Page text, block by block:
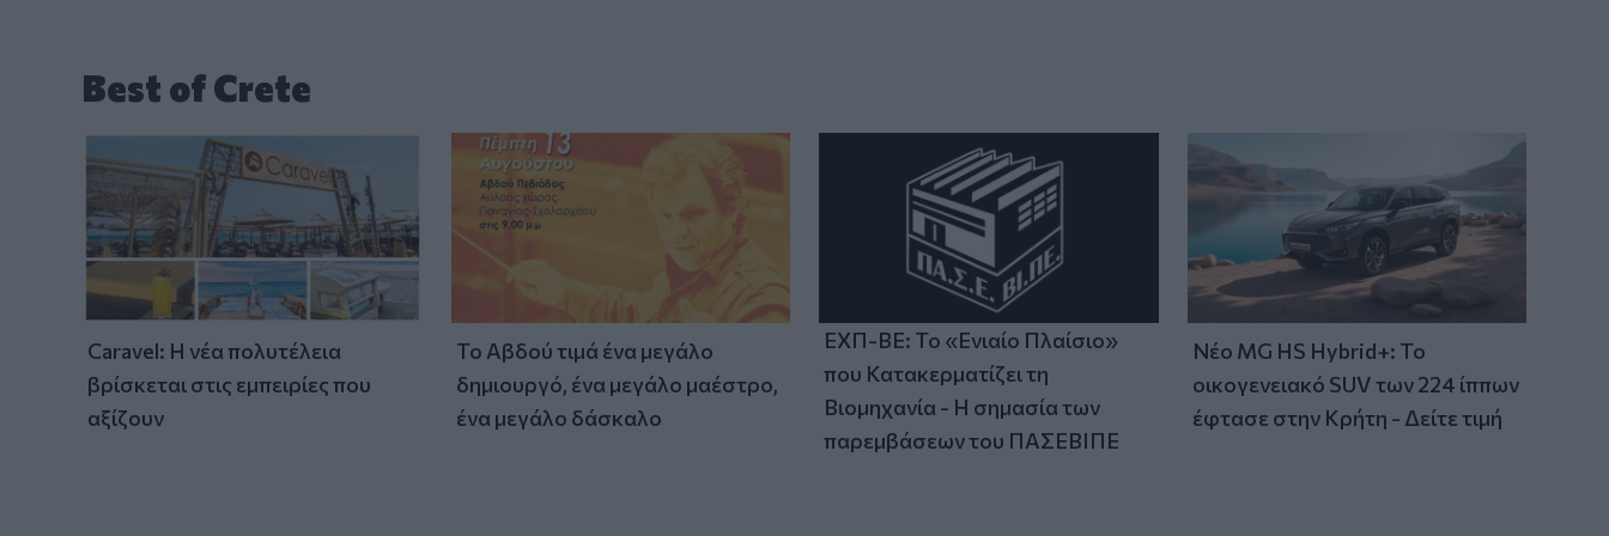
Best of Crete
Caravel: Η νέα πολυτέλεια
βρίσκεται στις εμπειρίες που
αξίζουν
Το Αβδού τιμά ένα μεγάλο
δημιουργό, ένα μεγάλο μαέστρο,
ένα μεγάλο δάσκαλο
ΕΧΠ-ΒΕ: Το «Ενιαίο Πλαίσιο»
που Κατακερματίζει τη
Βιομηχανία - Η σημασία των
παρεμβάσεων του ΠΑΣΕΒΙΠΕ
Νέο MG HS Hybrid+: Το
οικογενειακό SUV των 224 ίππων
έφτασε στην Κρήτη - Δείτε τιμή